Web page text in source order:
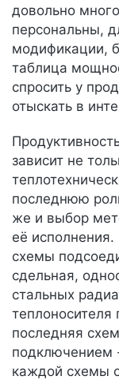
довольно
персональны,
модификации,
таблица
спросить у
отыскать в
зависит не
последнюю
же и выбор
её
схемы
сдельная,
стальных
теплоносителя
последняя
подключением
каждой схемы